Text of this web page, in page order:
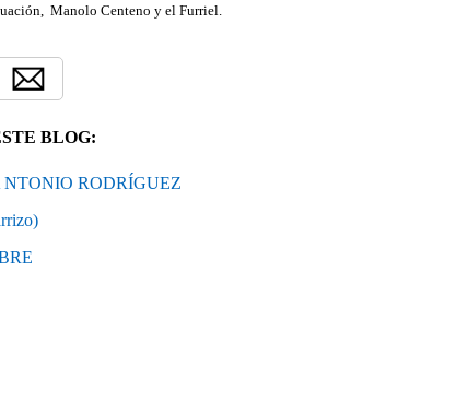
Manolo Centeno y el Furriel.
BLOG:
RODRÍGUEZ